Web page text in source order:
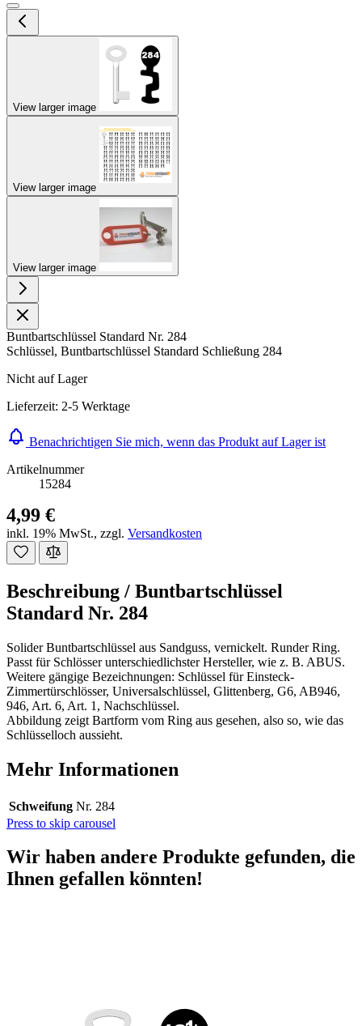
View larger image
View larger image
View larger image
Buntbartschlüssel Standard Nr. 284
Schlüssel, Buntbartschlüssel Standard Schließung 284
Nicht auf Lager
Lieferzeit: 2-5 Werktage
Benachrichtigen Sie mich, wenn das Produkt auf Lager ist
Artikelnummer
15284
4,99 €
inkl. 19% MwSt., zzgl. Versandkosten
Beschreibung / Buntbartschlüssel
Standard Nr. 284
Solider Buntbartschlüssel aus Sandguss, vernickelt. Runder Ring.
Passt für Schlösser unterschiedlichster Hersteller, wie z. B. ABUS.
Weitere gängige Bezeichnungen: Schlüssel für Einsteck-
Zimmertürschlösser, Universalschlüssel, Glittenberg, G6, AB946,
946, Art. 6, Art. 1, Nachschlüssel.
Abbildung zeigt Bartform vom Ring aus gesehen, also so, wie das
Schlüsselloch aussieht.
Mehr Informationen
Schweifung Nr. 284
Press to skip carousel
Wir haben andere Produkte gefunden, die
Ihnen gefallen könnten!